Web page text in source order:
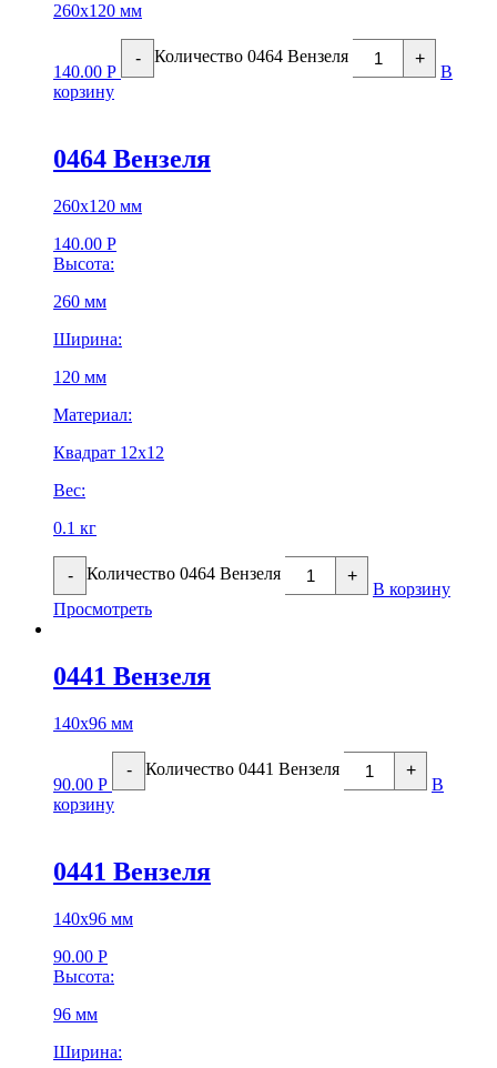
260х120 мм
140.00 Р
- Количество 0464 Вензеля +
В
корзину
0464 Вензеля
260х120 мм
140.00 Р
Высота:
260 мм
Ширина:
120 мм
Материал:
Квадрат 12х12
Вес:
0.1 кг
- Количество 0464 Вензеля +
В корзину
Просмотреть
0441 Вензеля
140х96 мм
90.00 Р
- Количество 0441 Вензеля +
В
корзину
0441 Вензеля
140х96 мм
90.00 Р
Высота:
96 мм
Ширина: